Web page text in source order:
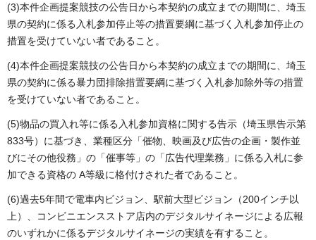
(3)本件企画提案競技の公告日から本契約の成立までの期間に、埼玉
県の契約に係る入札参加停止等の措置要綱に基づく入札参加停止の
措置を受けていない者であること。
(4)本件企画提案競技の公告日から本契約の成立までの期間に、埼玉
県の契約に係る暴力団排除措置要綱に基づく入札参加除外等の措置
を受けていない者であること。
(5)物品の買入れ等に係る入札参加資格に関する告示（埼玉県告示第
833号）に基づき、業種区分「催物、映画及び広告の企画・製作並
びにその他役務」の「催事等」の「広告代理業務」に係る入札に参
加できる資格の A等級に格付けされた者であること。
(6)過去5年間で電車内ビジョン、駅前大型ビジョン（200インチ以
上）、コンビニエンスストア店内のデジタルサイネージによる広報
のいずれかに係るデジタルサイネージの実績を有すること。